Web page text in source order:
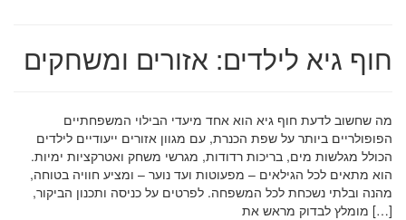
חוף גיא לילדים: אזורים ומשחקים
מה שחשוב לדעת חוף גיא הוא אחד מיעדי הבילוי המשפחתיים
הפופולריים ביותר על שפת הכנרת, עם מגוון אזורים ייעודיים לילדים
הכולל מגלשות מים, בריכות רדודות, מגרשי משחק ואטרקציות ימיות.
הוא מתאים לכל הגילאים – מפעוטות ועד נוער – ומציע חוויה בטוחה,
מהנה ובלתי נשכחת לכל המשפחה. לפרטים על כניסה ותכנון הביקור,
מומלץ לבדוק מראש את […]